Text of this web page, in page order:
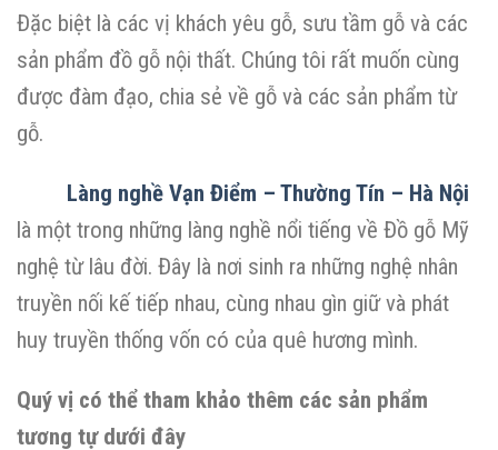
Đặc biệt là các vị khách yêu gỗ, sưu tầm gỗ và các
sản phẩm đồ gỗ nội thất. Chúng tôi rất muốn cùng
được đàm đạo, chia sẻ về gỗ và các sản phẩm từ
gỗ.
Làng nghề Vạn Điểm – Thường Tín – Hà Nội
là một trong những làng nghề nổi tiếng về Đồ gỗ Mỹ
nghệ từ lâu đời. Đây là nơi sinh ra những nghệ nhân
truyền nối kế tiếp nhau, cùng nhau gìn giữ và phát
huy truyền thống vốn có của quê hương mình.
Quý vị có thể tham khảo thêm các sản phẩm
tương tự dưới đây